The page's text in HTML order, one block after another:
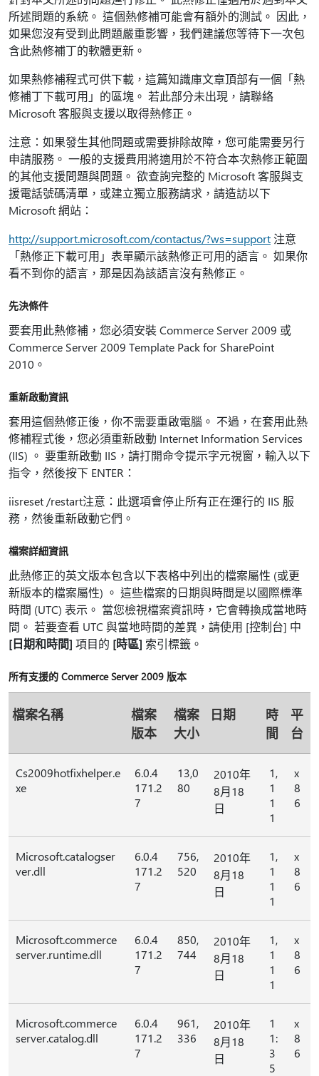
所述問題的系統。 這個熱修補可能會有額外的測試。 因此，
如果您沒有受到此問題嚴重影響，我們建議您等待下一次包
含此熱修補丁的軟體更新。
如果熱修補程式可供下載，這篇知識庫文章頂部有一個「熱
修補丁下載可用」的區塊。 若此部分未出現，請聯絡
Microsoft 客服與支援以取得熱修正。
注意：如果發生其他問題或需要排除故障，您可能需要另行
申請服務。 一般的支援費用將適用於不符合本次熱修正範圍
的其他支援問題與問題。 欲查詢完整的 Microsoft 客服與支
援電話號碼清單，或建立獨立服務請求，請造訪以下
Microsoft 網站：
http://support.microsoft.com/contactus/?ws=support注意
「熱修正下載可用」表單顯示該熱修正可用的語言。 如果你
看不到你的語言，那是因為該語言沒有熱修正。
先決條件
要套用此熱修補，您必須安裝 Commerce Server 2009 或
Commerce Server 2009 Template Pack for SharePoint
2010。
重新啟動資訊
套用這個熱修正後，你不需要重啟電腦。 不過，在套用此熱
修補程式後，您必須重新啟動 Internet Information Services
(IIS) 。 要重新啟動 IIS，請打開命令提示字元視窗，輸入以下
指令，然後按下 ENTER：
iisreset /restart注意：此選項會停止所有正在運行的 IIS 服
務，然後重新啟動它們。
檔案詳細資訊
此熱修正的英文版本包含以下表格中列出的檔案屬性 (或更
新版本的檔案屬性) 。 這些檔案的日期與時間是以國際標準
時間 (UTC) 表示。 當您檢視檔案資訊時，它會轉換成當地時
間。 若要查看 UTC 與當地時間的差異，請使用 [控制台] 中
[日期和時間] 項目的 [時區] 索引標籤。
所有支援的 Commerce Server 2009 版本
檔案名稱
檔案
版本
檔案
大小
日期
時
間
平
台
Cs2009hotfixhelper.e
xe
6.0.4
171.2
7
13,0
80
2010年
8月18
日
1,
1
1
1
x
8
6
Microsoft.catalogser
ver.dll
6.0.4
171.2
7
756,
520
2010年
8月18
日
1,
1
1
1
x
8
6
Microsoft.commerce
server.runtime.dll
6.0.4
171.2
7
850,
744
2010年
8月18
日
1,
1
1
1
x
8
6
Microsoft.commerce
server.catalog.dll
6.0.4
171.2
7
961,
336
2010年
8月18
日
1
1:
3
5
x
8
6